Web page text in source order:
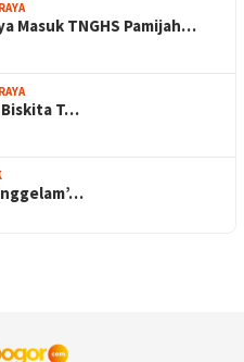
Masuk TNGHS Pamijah…
Biskita T…